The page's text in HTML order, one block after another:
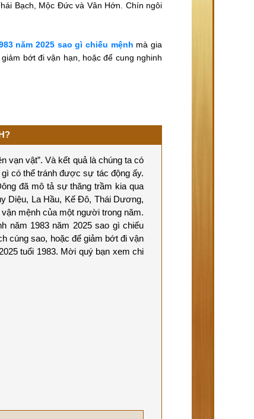
Bạch, Mộc Đức và Vân Hớn. Chín ngôi
năm 2025 sao gì chiếu mệnh mà gia
bớt đi vận hạn, hoặc để cung nghinh
vạn vật”. Và kết quả là chúng ta có
có thể tránh được sự tác động ấy.
đã mô tả sự thăng trầm kia qua
Diệu, La Hầu, Kế Đô, Thái Dương,
mệnh của một người trong năm.
năm 1983 năm 2025 sao gì chiếu
cúng sao, hoặc để giảm bớt đi vận
tuổi 1983. Mời quý bạn xem chi